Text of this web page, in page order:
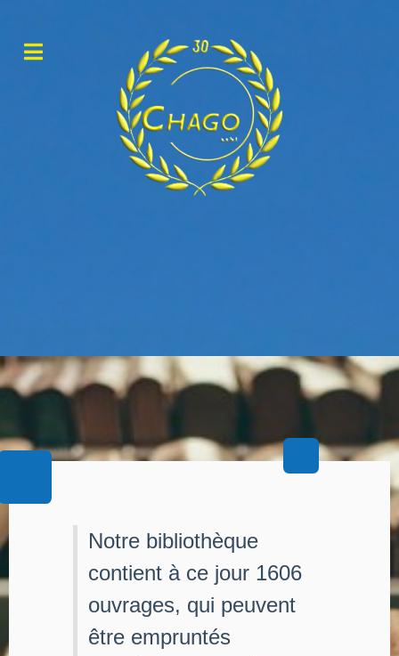
Notre bibliothèque
contient à ce jour 1606
ouvrages, qui peuvent
être empruntés